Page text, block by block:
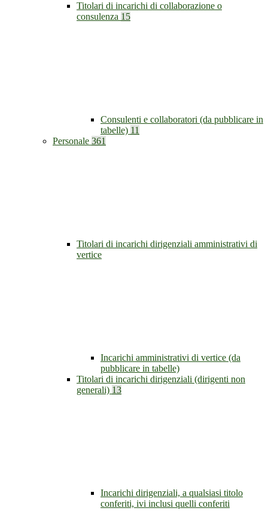
Titolari di incarichi di collaborazione o
consulenza 15
Consulenti e collaboratori (da pubblicare in
tabelle) 11
Personale 361
Titolari di incarichi dirigenziali amministrativi di
vertice
Incarichi amministrativi di vertice (da
pubblicare in tabelle)
Titolari di incarichi dirigenziali (dirigenti non
generali) 13
Incarichi dirigenziali, a qualsiasi titolo
conferiti, ivi inclusi quelli conferiti